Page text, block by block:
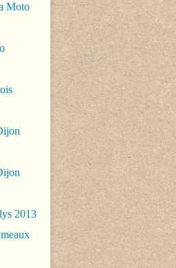
Moto
2013